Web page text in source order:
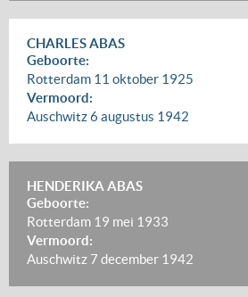
CHARLES ABAS
Geboorte:
Rotterdam 11 oktober 1925
Vermoord:
Auschwitz6 augustus 1942
HENDERIKA ABAS
Geboorte:
Rotterdam 19 mei 1933
Vermoord:
Auschwitz 7 december 1942